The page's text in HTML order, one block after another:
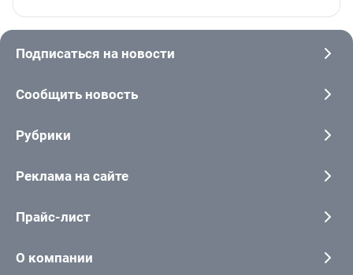
Подписаться на новости
Сообщить новость
Рубрики
Реклама на сайте
Прайс-лист
О компании